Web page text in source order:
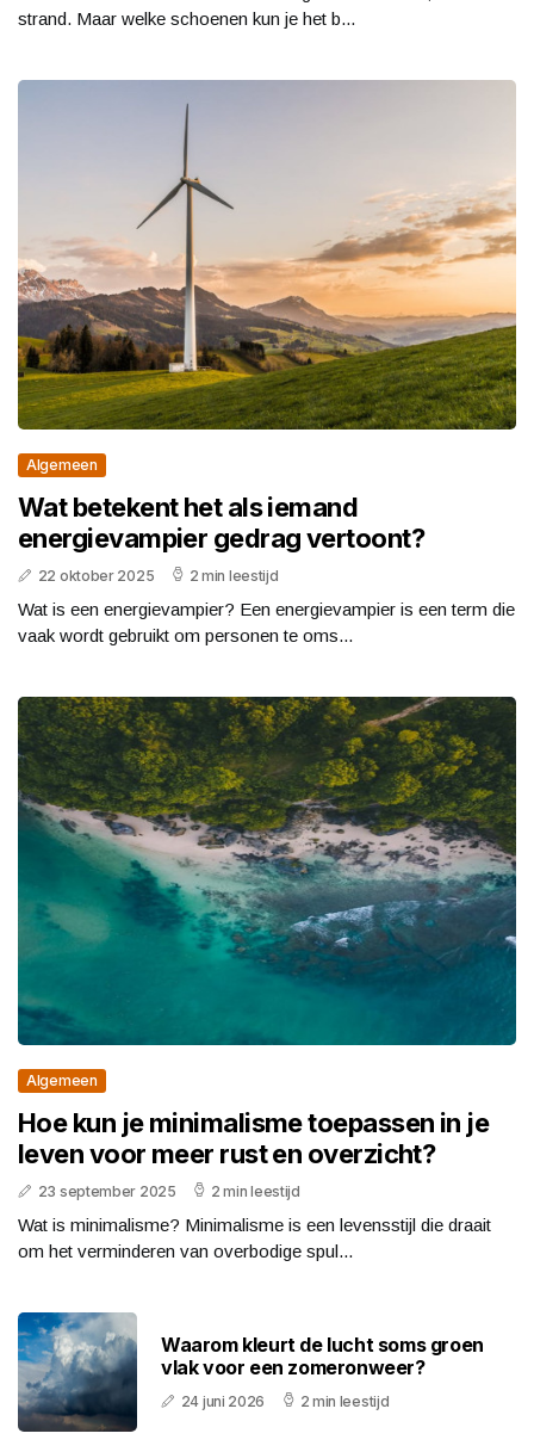
strand. Maar welke schoenen kun je het b...
Algemeen
Wat betekent het als iemand
energievampier gedrag vertoont?
22 oktober 2025 2 min leestijd
Wat is een energievampier? Een energievampier is een term die
vaak wordt gebruikt om personen te oms...
Algemeen
Hoe kun je minimalisme toepassen in je
leven voor meer rust en overzicht?
23 september 2025 2 min leestijd
Wat is minimalisme? Minimalisme is een levensstijl die draait
om het verminderen van overbodige spul...
Waarom kleurt de lucht soms groen
vlak voor een zomeronweer?
24 juni 2026 2 min leestijd